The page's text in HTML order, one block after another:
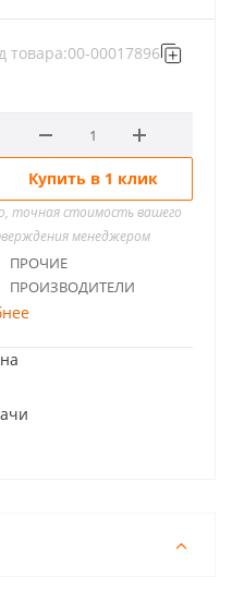
товара:00-00017896
Купить в 1 клик
точная стоимость вашего
менеджером
ПРОЧИЕ
ПРОИЗВОДИТЕЛИ